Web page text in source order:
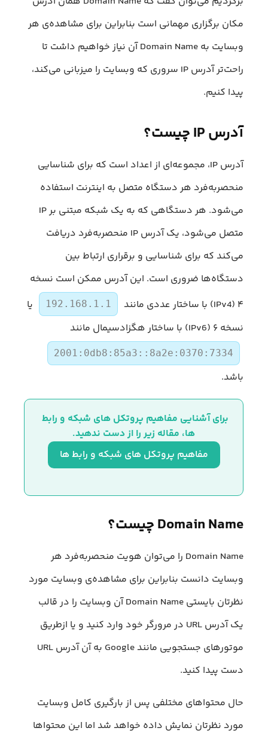
مکان برگزاری مهمانی است بنابراین برای مشاهده‌ی هر
وبسایت به Domain Name آن نیاز خواهیم داشت تا
راحت‌تر آدرس IP سروری که وبسایت را میزبانی می‌کند،
پیدا کنیم.
آدرس IP چیست؟
آدرس IP، مجموعه‌ای از اعداد است که برای شناسایی
منحصر‌به‌فرد هر دستگاه متصل به اینترنت استفاده
می‌شود. هر دستگاهی که به یک شبکه مبتنی بر IP
متصل می‌شود، یک آدرس IP منحصربه‌فرد دریافت
می‌کند که برای شناسایی و برقراری ارتباط بین
دستگاه‌ها ضروری است. این آدرس ممکن است نسخه
۴ (IPv4) با ساختار عددی مانند
192.168.1.1
یا
نسخه ۶ (IPv6) با ساختار هگزادسیمال مانند
2001:0db8:85a3::8a2e:0370:7334
باشد.
برای آشنایی مفاهیم پروتکل های شبکه و رابط
ها، مقاله زیر را از دست ندهید.
مفاهیم پروتکل های شبکه و رابط ها
Domain Name چیست؟
Domain Name را می‌توان هویت منحصربه‌فرد هر
وبسایت دانست بنابراین برای مشاهده‌ی وبسایت مورد
نظرتان بایستی Domain Name آن وبسایت را در قالب
یک آدرس URL در مرورگر خود وارد کنید و یا ازطریق
موتورهای جستجویی مانند Google به آن آدرس URL
دست پیدا کنید.
حال محتواهای مختلفی پس از بارگیری کامل وبسایت
مورد نظرتان نمایش داده خواهد شد اما این محتواها